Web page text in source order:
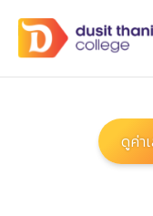
ดูค่า